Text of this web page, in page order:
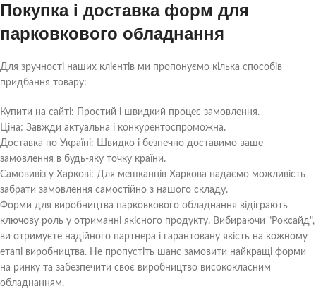
Покупка і доставка форм для
парковкового обладнання
Для зручності наших клієнтів ми пропонуємо кілька способів
придбання товару:
Купити на сайті: Простий і швидкий процес замовлення.
Ціна: Завжди актуальна і конкурентоспроможна.
Доставка по Україні: Швидко і безпечно доставимо ваше
замовлення в будь-яку точку країни.
Самовивіз у Харкові: Для мешканців Харкова надаємо можливість
забрати замовлення самостійно з нашого складу.
Форми для виробництва парковкового обладнання відіграють
ключову роль у отриманні якісного продукту. Вибираючи "Роксайд",
ви отримуєте надійного партнера і гарантовану якість на кожному
етапі виробництва. Не пропустіть шанс замовити найкращі форми
на ринку та забезпечити своє виробництво висококласним
обладнанням.